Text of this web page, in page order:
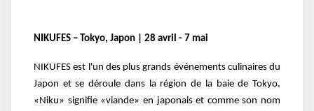
NIKUFES – Tokyo, Japon | 28 avril - 7 mai
NIKUFES est l'un des plus grands événements culinaires du
Japon et se déroule dans la région de la baie de Tokyo.
«Niku» signifie «viande» en japonais et comme son nom